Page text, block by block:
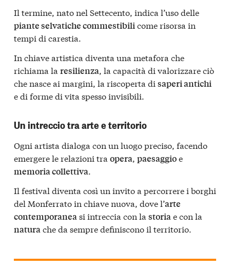
Il termine, nato nel Settecento, indica l’uso delle
piante selvatiche commestibilicome risorsa in
tempi di carestia.
In chiave artistica diventa una metafora che
richiama la resilienza, la capacità di valorizzare ciò
che nasce ai margini, la riscoperta di saperi antichi
e di forme di vita spesso invisibili.
Un intreccio tra arte e territorio
Ogni artista dialoga con un luogo preciso, facendo
emergere le relazioni tra opera, paesaggioe
memoria collettiva.
Il festival diventa così un invito a percorrere i borghi
del Monferrato in chiave nuova, dove l’arte
contemporaneasi intreccia con la storiae con la
naturache da sempre definiscono il territorio.